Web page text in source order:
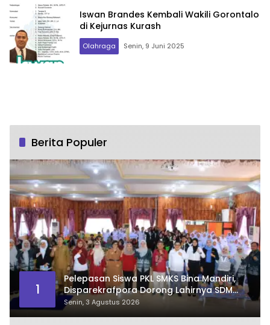
Iswan Brandes Kembali Wakili Gorontalo
di Kejurnas Kurash
Olahraga Senin, 9 Juni 2025
Berita Populer
1
Pelepasan Siswa PKL SMKS Bina Mandiri,
Disparekrafpora Dorong Lahirnya SDM
Pariwisata Unggul
Senin, 3 Agustus 2026